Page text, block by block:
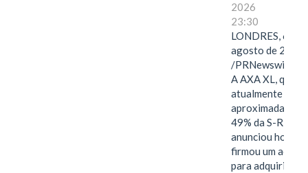
2026
23:30
LONDRES, 6 de
agosto de 2026
/PRNewswire/ --
A AXA XL, que
atualmente
49% da S-RM,
anunciou hoje
firmou um
para adquirir as